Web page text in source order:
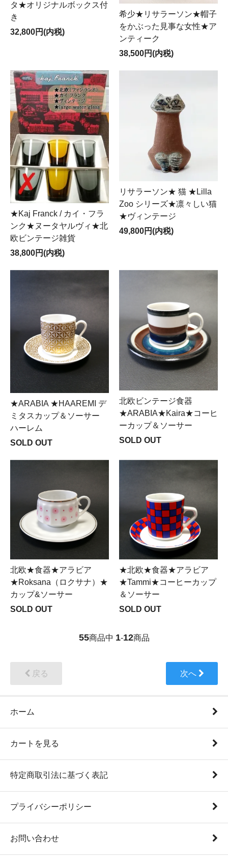
タ★オリジナルボックス付
き
32,800円(内税)
希少★リサラーソン★帽子
をかぶった見事な女性★ア
ンティーク
38,500円(内税)
★Kaj Franck / カイ・フラ
ンク★ヌータヤルヴィ★北
欧ビンテージ雑貨
38,800円(内税)
リサラーソン★ 猫 ★Lilla
Zoo シリーズ★凛々しい猫
★ヴィンテージ
49,800円(内税)
★ARABIA ★HAAREMI デ
ミタスカップ＆ソーサー
ハーレム
SOLD OUT
北欧ビンテージ食器
★ARABIA★Kaira★コーヒ
ーカップ＆ソーサー
SOLD OUT
北欧★食器★アラビア
★Roksana（ロクサナ）★
カップ&ソーサー
SOLD OUT
★北欧★食器★アラビア
★Tammi★コーヒーカップ
＆ソーサー
SOLD OUT
55商品中 1-12商品
戻る 次へ
ホーム
カートを見る
特定商取引法に基づく表記
プライバシーポリシー
お問い合わせ